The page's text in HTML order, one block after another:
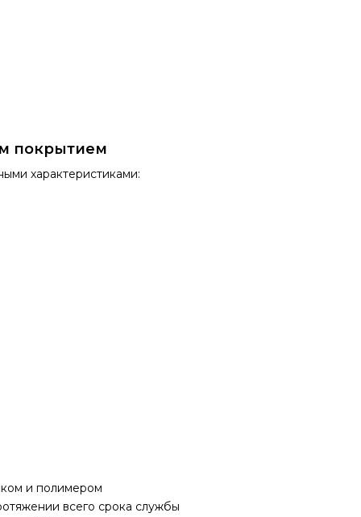
покрытием
характеристиками:
и полимером
всего срока службы